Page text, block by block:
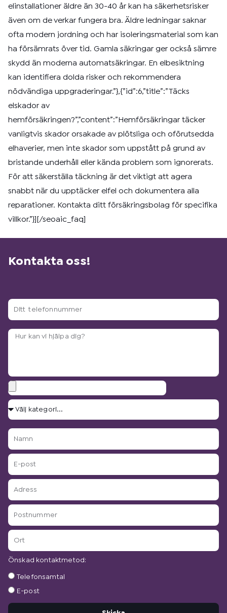
elinstallationer äldre än 30-40 år kan ha säkerhetsrisker
även om de verkar fungera bra. Äldre ledningar saknar
ofta modern jordning och har isoleringsmaterial som kan
ha försämrats över tid. Gamla säkringar ger också sämre
skydd än moderna automatsäkringar. En elbesiktning
kan identifiera dolda risker och rekommendera
nödvändiga uppgraderingar.”},{”id”:6,”title”:”Täcks
elskador av
hemförsäkringen?”,”content”:”Hemförsäkringar täcker
vanligtvis skador orsakade av plötsliga och oförutsedda
elhaverier, men inte skador som uppstått på grund av
bristande underhåll eller kända problem som ignorerats.
För att säkerställa täckning är det viktigt att agera
snabbt när du upptäcker elfel och dokumentera alla
reparationer. Kontakta ditt försäkringsbolag för specifika
villkor.”}][/seoaic_faq]
Kontakta oss!
Ditt
Arbetsbeskrivning?
Bilagor
Välj
Namn
E-
post
Adress
Postnummer
Ort
Önskad kontaktmetod:
Önskad
Telefonsamtal
E-post